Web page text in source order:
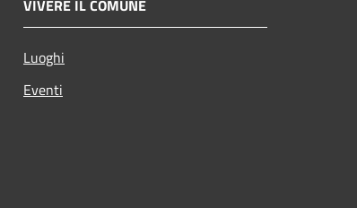
VIVERE IL COMUNE
Luoghi
Eventi